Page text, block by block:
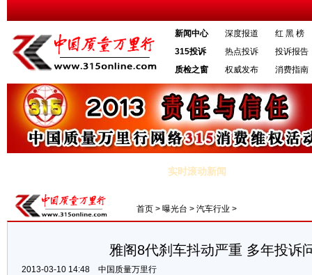
新闻中心 深度报道
红 黑 榜
315投诉
热点投诉
投诉报告
质检之窗
权威发布 消费指南
实时滚动新闻
负责任企业 为品质长期注入正能量 ·糯米网再亏560万美元拖累人人
首页 > 曝光台 > 汽车行业 >
雅阁8代刹车抖动严重 多年投诉
2013-03-10 14:48 中国质量万里行